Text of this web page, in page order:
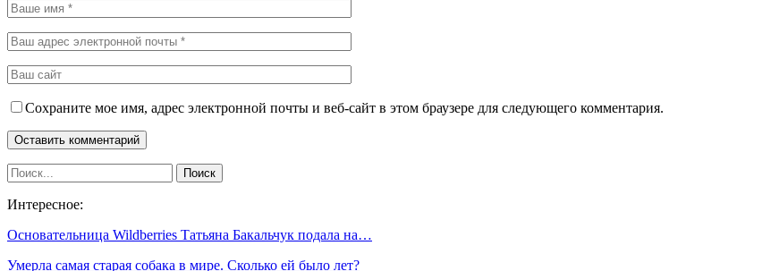
Сохраните мое имя, адрес электронной почты и веб-сайт в этом браузере для следующего комментария.
Интересное:
Основательница Wildberries Татьяна Бакальчук подала на…
Умерла самая старая собака в мире. Сколько ей было лет?